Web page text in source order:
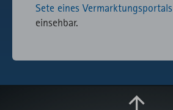
Sete eines Vermarktungsportals
einsehbar.